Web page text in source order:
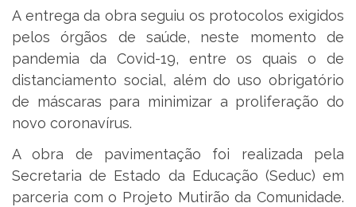
A entrega da obra seguiu os protocolos exigidos
pelos órgãos de saúde, neste momento de
pandemia da Covid-19, entre os quais o de
distanciamento social, além do uso obrigatório
de máscaras para minimizar a proliferação do
novo coronavírus.
A obra de pavimentação foi realizada pela
Secretaria de Estado da Educação (Seduc) em
parceria com o Projeto Mutirão da Comunidade.